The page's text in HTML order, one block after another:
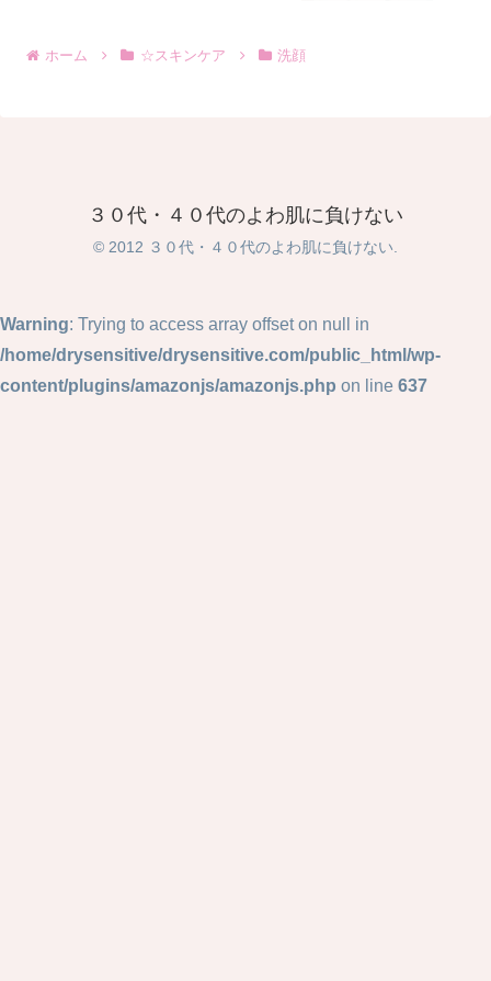
ホーム ☆スキンケア 洗顔
３０代・４０代のよわ肌に負けない
© 2012 ３０代・４０代のよわ肌に負けない.
Warning: Trying to access array offset on null in
/home/drysensitive/drysensitive.com/public_html/wp-
content/plugins/amazonjs/amazonjs.php on line 637